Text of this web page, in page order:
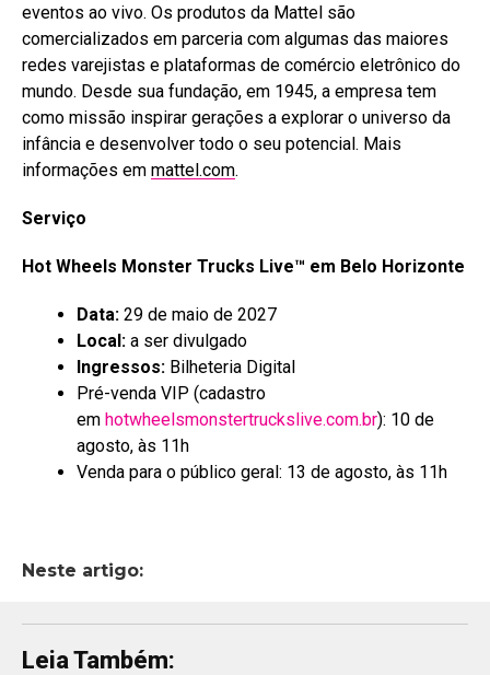
eventos ao vivo. Os produtos da Mattel são
comercializados em parceria com algumas das maiores
redes varejistas e plataformas de comércio eletrônico do
mundo. Desde sua fundação, em 1945, a empresa tem
como missão inspirar gerações a explorar o universo da
infância e desenvolver todo o seu potencial. Mais
informações em mattel.com.
Serviço
Hot Wheels Monster Trucks Live™ em Belo Horizonte
Data: 29 de maio de 2027
Local: a ser divulgado
Ingressos: Bilheteria Digital
Pré-venda VIP (cadastro
em hotwheelsmonstertruckslive.com.br): 10 de
agosto, às 11h
Venda para o público geral: 13 de agosto, às 11h
Neste artigo:
Leia Também: